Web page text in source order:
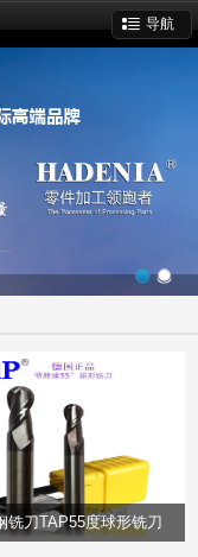
导航
铣刀TAP55度球形铣刀